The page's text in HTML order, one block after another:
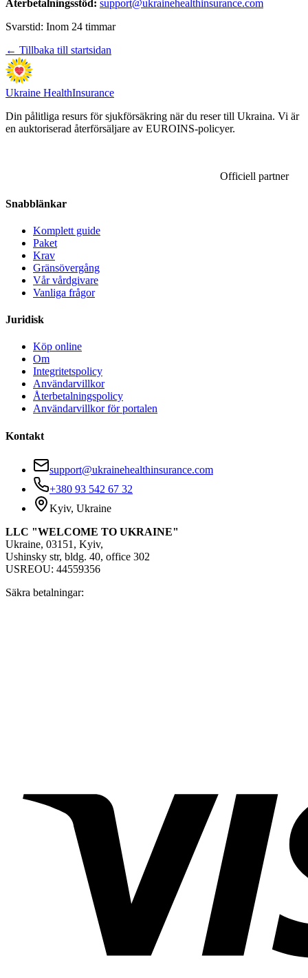
Återbetalningsstöd: support@ukrainehealthinsurance.com
Svarstid: Inom 24 timmar
← Tillbaka till startsidan
Ukraine HealthInsurance
Din pålitliga resurs för sjukförsäkring när du reser till Ukraina. Vi är
en auktoriserad återförsäljare av EUROINS-policyer.
Officiell partner
Snabblänkar
Komplett guide
Paket
Krav
Gränsövergång
Vår vårdgivare
Vanliga frågor
Juridisk
Köp online
Om
Integritetspolicy
Användarvillkor
Återbetalningspolicy
Användarvillkor för portalen
Kontakt
support@ukrainehealthinsurance.com
+380 93 542 67 32
Kyiv, Ukraine
LLC "WELCOME TO UKRAINE"
Ukraine, 03151, Kyiv,
Ushinsky str, bldg. 40, office 302
USREOU: 44559356
Säkra betalningar: